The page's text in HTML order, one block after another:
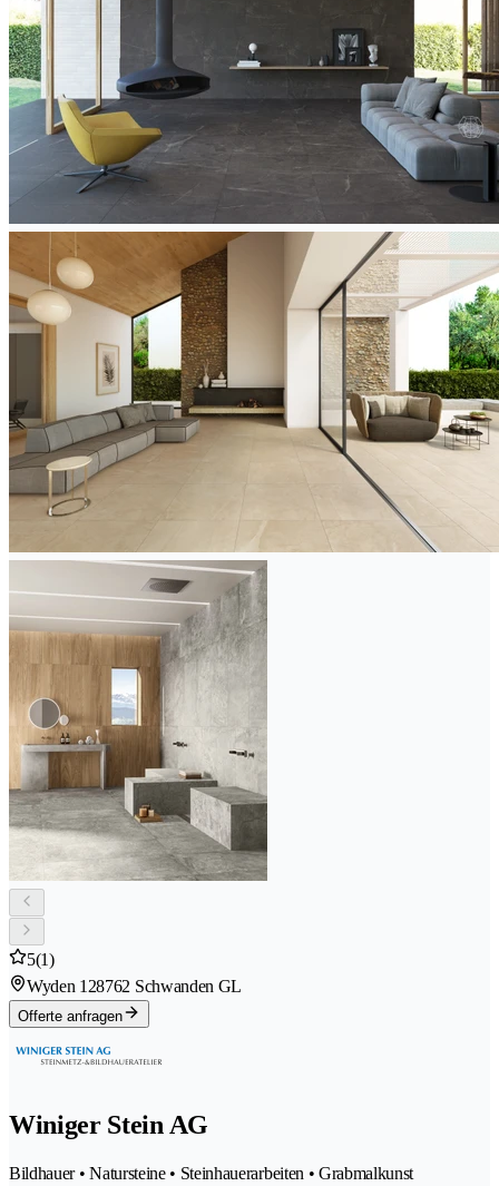
5(1)
Wyden 128762 Schwanden GL
Offerte anfragen
Winiger Stein AG
Bildhauer • Natursteine • Steinhauerarbeiten • Grabmalkunst